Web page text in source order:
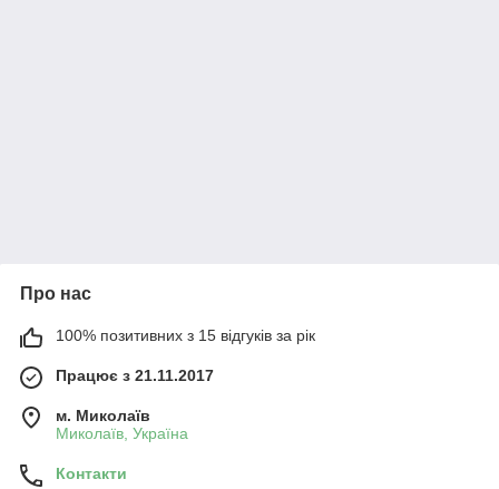
Про нас
100% позитивних з 15 відгуків за рік
Працює з 21.11.2017
м. Миколаїв
Миколаїв, Україна
Контакти